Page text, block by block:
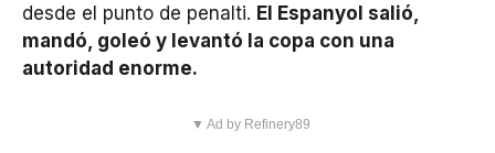
desde el punto de penalti. El Espanyol salió,
mandó, goleó y levantó la copa con una
autoridad enorme.
▼ Ad by Refinery89